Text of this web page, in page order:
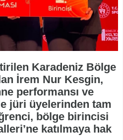
Karadeniz Bölge
İrem Nur Kesgin,
performansı ve
jüri üyelerinden tam
bölge birincisi
katılmaya hak